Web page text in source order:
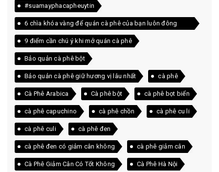
#suamayphacapheuytin
6 chìa khóa vàng để quán cà phê của bạn luôn đông
khách
9 điểm cần chú ý khi mở quán cà phê
Bảo quản cà phê bột
Bảo quản cà phê giữ hương vị lâu nhất cà phê
Cà Phê Arabica Cà phê bột cà phê bọt biển
cà phê capuchino cà phê chồn cà phê cu li
cà phê culi cà phê đen
cà phê đen có giảm cân không cà phê giảm cân
Cà Phê Giảm Cân Có Tốt Không Cà Phê Hà Nội